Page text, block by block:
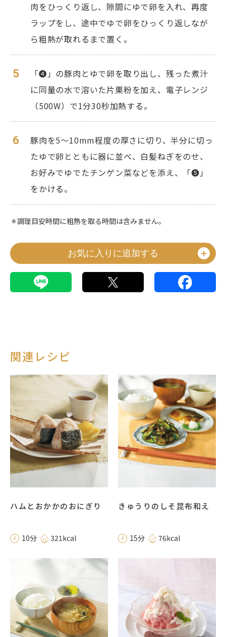
肉をひっくり返し、隙間にゆで卵を入れ、再度
ラップをし、途中でゆで卵をひっくり返しなが
ら粗熱が取れるまで置く。
5
「❹」の豚肉とゆで卵を取り出し、残った煮汁
に同量の水で溶いた片栗粉を加え、電子レンジ
（500W）で1分30秒加熱する。
6
豚肉を5〜10mm程度の厚さに切り、半分に切っ
たゆで卵とともに器に並べ、白髪ねぎをのせ、
お好みでゆでたチンゲン菜などを添え、「❺」
をかける。
＊調理目安時間に粗熱を取る時間は含みません。
お気に入りに追加する
関連レシピ
ハムとおかかのおにぎり
10分 321kcal
きゅうりのしそ昆布和え
15分 76kcal